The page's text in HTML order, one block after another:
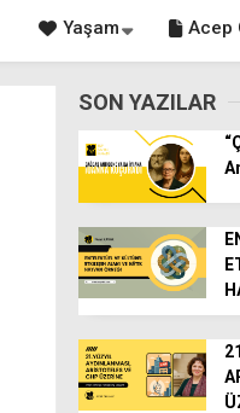
Yaşam Acep
SON YAZILAR